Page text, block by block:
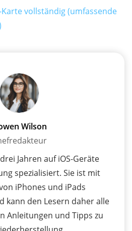
Karte vollständig (umfassende
Wilson
Jahren auf iOS-Geräte
spezialisiert. Sie ist mit
iPhones und iPads
kann den Lesern daher alle
Anleitungen und Tipps zu